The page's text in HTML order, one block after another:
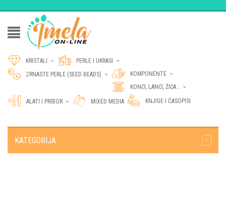
KRISTALI
PERLE I UKRASI
ZRNASTE PERLE (SEED BEADS)
KOMPONENTE
KONCI, LANCI, ŽICA…
ALATI I PRIBOR MIXED MEDIA KNJIGE I ČASOPISI
KATEGORIJA